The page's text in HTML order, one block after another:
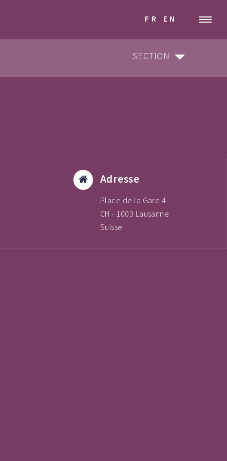
FR EN
SECTION
SECTION
DESIGN INDUSTRIEL & MOBILIER
Adresse
Place de la Gare 4
CH - 1003 Lausanne
Suisse